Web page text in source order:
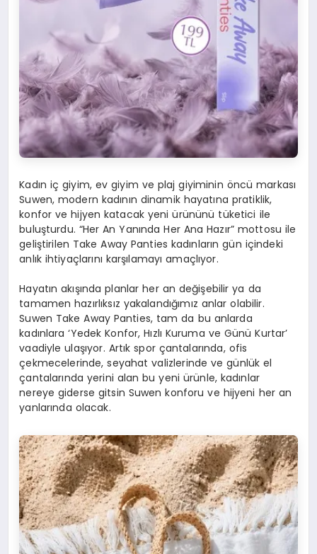
Kadın iç giyim, ev giyim ve plaj giyiminin öncü markası
Suwen, modern kadının dinamik hayatına pratiklik,
konfor ve hijyen katacak yeni ürününü tüketici ile
buluşturdu. “Her An Yanında Her Ana Hazır” mottosu ile
geliştirilen Take Away Panties kadınların gün içindeki
anlık ihtiyaçlarını karşılamayı amaçlıyor.
Hayatın akışında planlar her an değişebilir ya da
tamamen hazırlıksız yakalandığımız anlar olabilir.
Suwen Take Away Panties, tam da bu anlarda
kadınlara ‘Yedek Konfor, Hızlı Kuruma ve Günü Kurtar’
vaadiyle ulaşıyor. Artık spor çantalarında, ofis
çekmecelerinde, seyahat valizlerinde ve günlük el
çantalarında yerini alan bu yeni ürünle, kadınlar
nereye giderse gitsin Suwen konforu ve hijyeni her an
yanlarında olacak.